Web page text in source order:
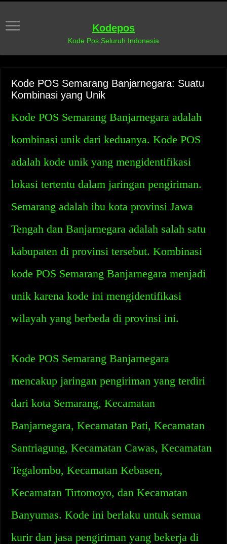
Kodepos
Kode Pos Seluruh Indonesia
Kode POS Semarang Banjarnegara: Suatu
Kombinasi yang Unik
Kode POS Semarang Banjarnegara adalah
kombinasi unik dari keduanya. Kode POS
adalah kode unik yang mengidentifikasi
lokasi tertentu dalam jaringan pengiriman.
Semarang adalah ibu kota provinsi Jawa
Tengah dan Banjarnegara adalah salah satu
kabupaten di provinsi tersebut. Kombinasi
kode POS Semarang Banjarnegara menjadi
unik karena kode ini mengidentifikasi
wilayah yang berbeda di provinsi ini.
Kode POS Semarang Banjarnegara
mencakup jaringan pengiriman yang terdiri
dari kota Semarang, Kecamatan
Banjarnegara, Kecamatan Pati, Kecamatan
Santriagung, Kecamatan Cawas, Kecamatan
Tegalombo, Kecamatan Kebasen,
Kecamatan Tirtomoyo, dan Kecamatan
Banyumas. Kode ini berlaku untuk semua
kurir dan jasa pengiriman yang bekerja di